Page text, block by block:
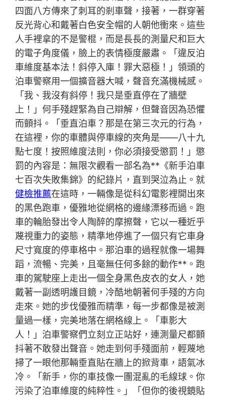
四面八方傳來了刺耳的剎車聲，接著，一群穿著
反光背心和戴著白色安全帽的人朝他衝來。這些
人手裡拿的不是警棍，而是長長的測量尺和巨大
的電子角度儀，臉上的表情極度嚴肅。「違反泊
車維度基本法！斜停入庫！罪大惡極！」領頭的
泊車警察用一個擴音器大喊，聲音充滿機械感。
「我、我沒有斜停！我只是垂直停在了牆壁
上！」何手殘趕緊為自己辯解，但聲音因為恐懼
而顫抖。「垂直泊車？那是在第三次元的行為，
在這裡，你的車體與停車線的夾角是——八十九
點七度！按照維度法則，你必須接受懲罰！」懲
罰的內容是：無限次觀看一部名為**《新手泊車
七百次失敗集錦》的紀錄片，直到哭泣為止。就
健檢推薦在這時，一輛像是從科幻電影裡開出來
的黑色跑車，優雅地從網格的邊緣漂移而過。跑
車的輪胎發出令人陶醉的摩擦聲，它以一種近乎
蔑視重力的姿態，精準地停進了一個只有它車身
尺寸寬度的停車格中。那泊車的過程就像一場舞
蹈，流暢、完美，且毫無任何多餘的動作**。跑
車的駕駛座上走出一個全身黑色皮衣的女人，她
戴著一副透明護目鏡，冷酷地朝著何手殘的方向
走來。她的步伐優雅而精準，每一步都像是被測
量過一樣，完美地落在網格線上。「車影大
人！」泊車警察們立刻立正站好，連測量尺都顫
抖著不敢發出聲音。她走到何手殘面前，輕蔑地
掃了一眼他那輛垂直貼在牆上的掀背車，語氣冰
冷。「新手，你的車技像一團混亂的毛線球。你
污染了泊車維度的純粹性。」「但你的後視鏡貼